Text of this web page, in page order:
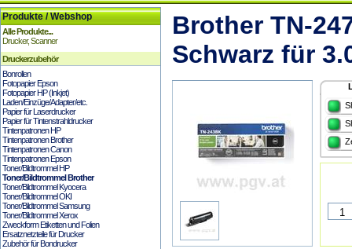
Produkte / Webshop
Alle Produkte...
Drucker, Scanner
Druckerzubehör
Bonrollen
Fotopapier Epson
Fotopapier HP (Inkjet)
Laden/Einzüge/Adapter/etc.
Papier für Laserdrucker
Papier für Tintenstrahldrucker
Tintenpatronen HP
Tintenpatronen Brother
Tintenpatronen Canon
Tintenpatronen Epson
Toner/Bildtrommel HP
Toner/Bildtrommel Brother
Toner/Bildtrommel Kyocera
Toner/Bildtrommel OKI
Toner/Bildtrommel Samsung
Toner/Bildtrommel Xerox
Zweckform Etiketten und Folien
Ersatznetzteile für Drucker
Zubehör für Bondrucker
Brother TN-
Schwarz für